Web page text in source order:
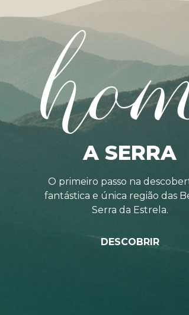
A SERRA
O primeiro passo na
fantástica e única região das
Serra da Estrela.
DESCOBRIR